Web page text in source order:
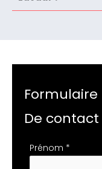
Formulaire
De contact
Formulaire
Prénom *